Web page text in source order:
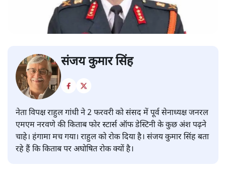
संजय कुमार सिंह
नेता विपक्ष राहुल गांधी ने 2 फरवरी को संसद में पूर्व सेनाध्यक्ष जनरल
एमएम नरवणे की किताब फोर स्टार्स ऑफ डेस्टिनी के कुछ अंश पढ़ने
चाहे। हंगामा मच गया। राहुल को रोक दिया है। संजय कुमार सिंह बता
रहे हैं कि किताब पर अघोषित रोक क्यों है।